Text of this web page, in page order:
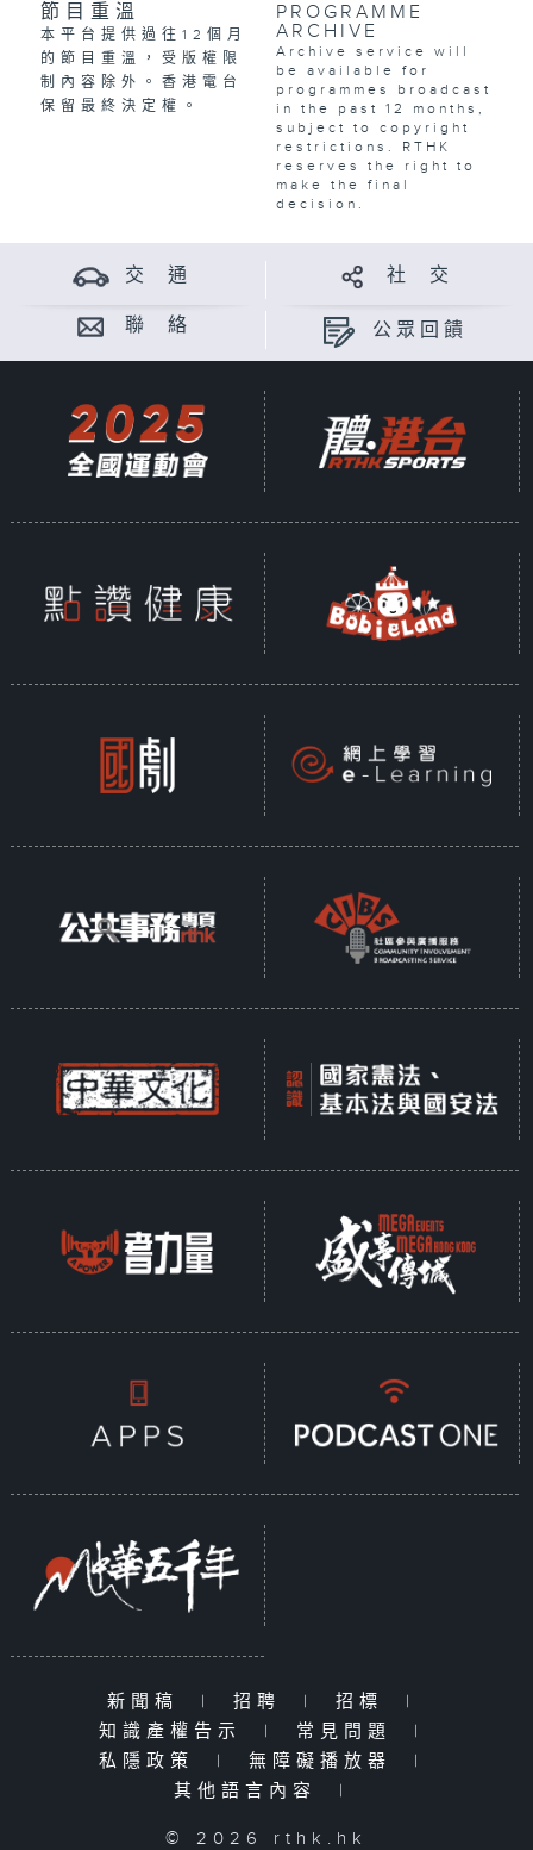
節目重溫
本平台提供過往12個月
的節目重溫，受版權限
制內容除外。香港電台
保留最終決定權。
PROGRAMME
ARCHIVE
Archive service will
be available for
programmes broadcast
in the past 12 months,
subject to copyright
restrictions. RTHK
reserves the right to
make the final
decision.
交 通 社 交
聯 絡 公眾回饋
新聞稿 | 招聘 | 招標
|
知識產權告示
| 常見問題
|
私隱政策
| 無障礙播放器
|
其他語言內容
|
© 2026 rthk.hk